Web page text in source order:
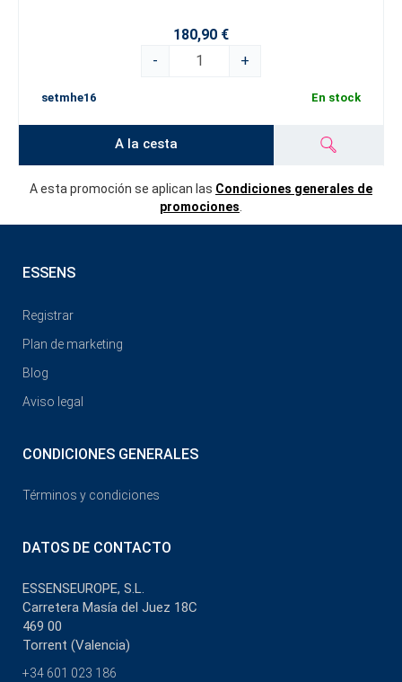
180,90 €
-
+
setmhe16 En stock
A la cesta
A esta promoción se aplican las Condiciones generales de
promociones.
ESSENS
Registrar
Plan de marketing
Blog
Aviso legal
CONDICIONES GENERALES
Términos y condiciones
DATOS DE CONTACTO
ESSENSEUROPE, S.L.
Carretera Masía del Juez 18C
469 00
Torrent (Valencia)
+34 601 023 186